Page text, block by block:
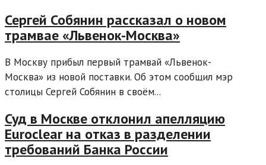
Сергей Собянин рассказал о новом
трамвае «Львенок-Москва»
В Москву прибыл первый трамвай «Львенок-
Москва» из новой поставки. Об этом сообщил мэр
столицы Сергей Собянин в своём...
Суд в Москве отклонил апелляцию
Euroclear на отказ в разделении
требований Банка России